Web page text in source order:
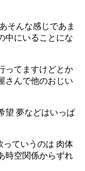
そんな感じであま
中にいることにな
ってますけどとか
さんで他のおじい
望 夢などはいっぱ
っていうのは 肉体
時空関係からずれ